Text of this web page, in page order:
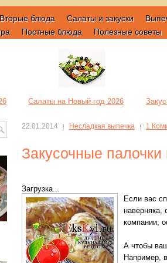
Вторые блюда Салаты и закуски
Постные блюда Полезные советы
Салаты на Новый год 2026
22.01.2014 Несладкая выпечка 1
Закусочные палочки
Загрузка...
Если вас
наверняка,
компании,
А чтобы
Например,